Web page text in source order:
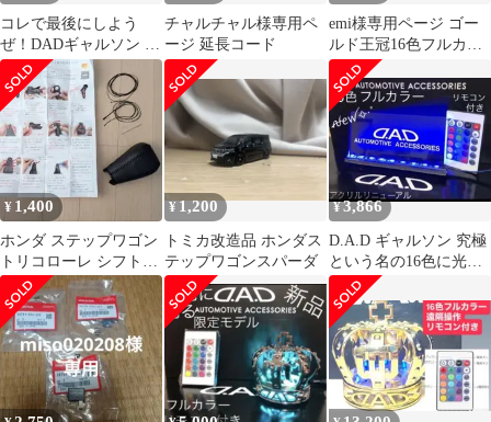
コレで最後にしよう
ぜ！DADギャルソン 16
色フルカラー遠隔操作
リモコン付き
チャルチャル様専用ペ
ージ 延長コード
emi様専用ページ ゴー
ルド王冠16色フルカラ
ー遠隔操作リモコン付
き4999円
¥ 1,400
ホンダ ステップワゴン
トリコローレ シフトノ
ブエクスチェンジキッ
ト
¥1,200
トミカ改造品 ホンダス
テップワゴンスパーダ
¥3,866
D.A.D ギャルソン 究極
という名の16色に光る
フルカラー 遠隔操作リ
モコン付